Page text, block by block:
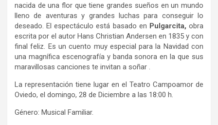
nacida de una flor que tiene grandes sueños en un mundo
lleno de aventuras y grandes luchas para conseguir lo
deseado. El espectáculo está basado en Pulgarcita, obra
escrita por el autor Hans Christian Andersen en 1835 y con
final feliz. Es un cuento muy especial para la Navidad con
una magnífica escenografía y banda sonora en la que sus
maravillosas canciones te invitan a soñar .
La representación tiene lugar en el Teatro Campoamor de
Oviedo, el domingo, 28 de Diciembre a las 18:00 h.
Género: Musical Familiar.